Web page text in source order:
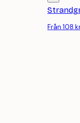
Från 108